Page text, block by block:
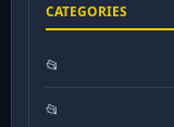
CATEGORIES